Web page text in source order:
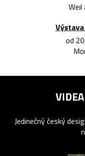
Weil
od
Jedinečný český